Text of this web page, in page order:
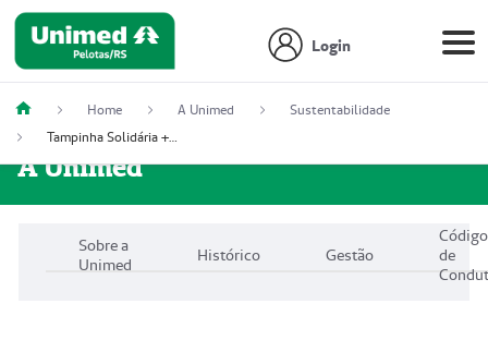
Login
Home A Unimed
Sustentabilidade
Tampinha Solidária + Vira Tampa Solidária
A Unimed
Sobre a
Unimed
Histórico Gestão
Código
de